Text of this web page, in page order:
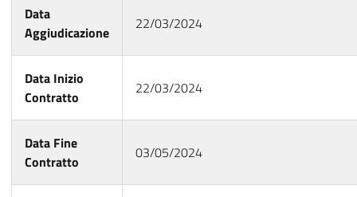
Data
Aggiudicazione
22/03/2024
Data Inizio
Contratto
22/03/2024
Data Fine
Contratto
03/05/2024